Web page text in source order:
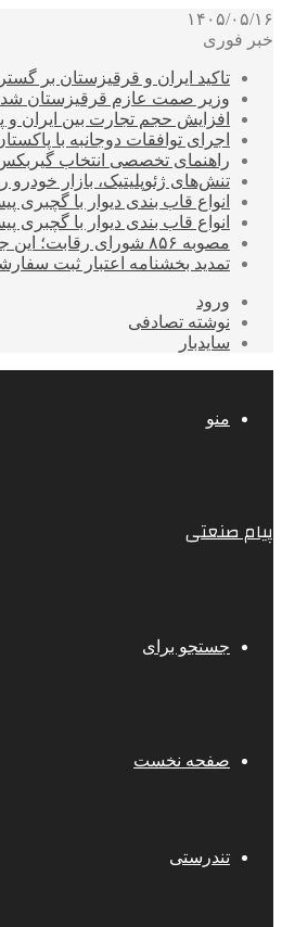
۱۴۰۵/۰۵/۱۶
خبر فوری
تاکید ایران و قرقیزستان بر
وزیر صمت عازم قرقیزستان شد
افزایش حجم تجارت بین ایران و پاکستان به
اجرای توافقات دوجانبه با
راهنمای تخصصی انتخاب
تنش‌های ژئوپلیتیک، بازار
انواع قاب بندی دیوار با
انواع قاب بندی دیوار با
مصوبه ۸۵۶ شورای رقابت؛ این جاده یک‌طرفه است
تمدید بخشنامه اعتبار ثبت سفارشات
ورود
نوشته تصادفی
سایدبار
منو
پیام صنعتی
جستجو برای
صفحه نخست
تندرستی